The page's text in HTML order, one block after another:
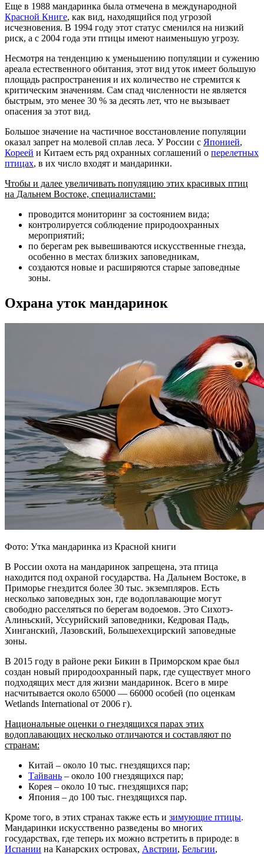
Еще в 1988 мандаринка была отмечена в международной
Красной Книге, как вид, находящийся под угрозой
исчезновения. В 1994 году этот статус сменился на низкий
риск, а с 2004 года эти птицы имеют наименьшую угрозу.
Несмотря на тенденцию к уменьшению популяции и сужению
ареала естественного обитания, этот вид уток имеет большую
площадь распространения и их количество не стремится к
критическим значениям. Сам спад численности не является
быстрым, это менее 30 % за десять лет, что не вызывает
опасения за этот вид.
Большое значение на частичное восстановление популяции
оказал запрет на молевой сплав леса. У России с Японией,
Кореей и Китаем есть ряд охранных соглашений о перелетных
птицах, в их число входят и мандаринки.
Чтобы и далее увеличивать популяцию этих красивых птиц
на Дальнем Востоке, специалистами:
проводится мониторинг за состоянием вида;
контролируется соблюдение природоохранных
мероприятий;
по берегам рек вывешиваются искусственные гнезда,
особенно в местах близких заповедникам,
создаются новые и расширяются старые заповедные
зоны.
Охрана уток мандаринок
Фото: Утка мандаринка из Красной книги
В России охота на мандаринок запрещена, эта птица
находится под охраной государства. На Дальнем Востоке, в
Приморье гнездится более 30 тыс. экземпляров. Есть
несколько заповедных зон, где водоплавающие могут
свободно расселяться по берегам водоемов. Это Сихотэ-
Алиньский, Уссурийский заповедники, Кедровая Падь,
Хинганский, Лазовский, Большехехцирский заповедные
зоны.
В 2015 году в районе реки Бикин в Приморском крае был
создан новый природоохранный парк, где существует много
подходящих мест для жизни мандаринок. Всего в мире
насчитывается около 65000 — 66000 особей (по оценкам
Wetlands International от 2006 г).
Национальные оценки о гнездящихся парах этих
водоплавающих несколько отличаются и составляют по
странам:
Китай – около 10 тыс. гнездящихся пар;
Тайвань – около 100 гнездящихся пар;
Корея – около 10 тыс. гнездящихся пар;
Япония – до 100 тыс. гнездящихся пар.
Кроме того, в этих странах также есть и зимующие птицы.
Мандаринки искусственно разведены во многих
государствах, где теперь их можно встретить в природе: в
Испании на Канарских островах, Австрии, Бельгии,